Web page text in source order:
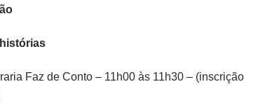
Faz de Conto – 11h00 às 11h30 – (inscrição